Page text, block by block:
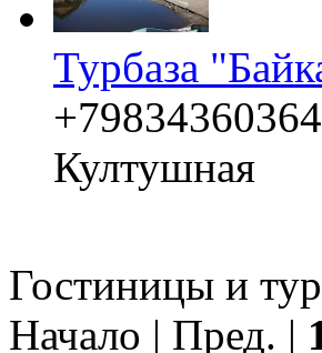
Турбаза
+79834360364
Култушная
Гостиницы и
Начало | Пред. |